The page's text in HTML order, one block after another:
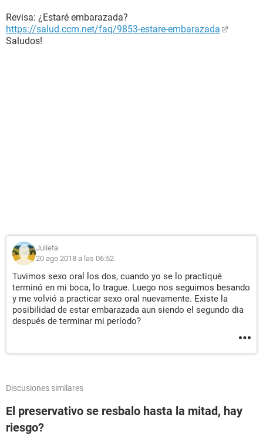
Revisa: ¿Estaré embarazada?
https://salud.ccm.net/faq/9853-estare-embarazada
Saludos!
Julieta
20 ago 2018 a las 06:52
Tuvimos sexo oral los dos, cuando yo se lo practiqué
terminó en mi boca, lo trague. Luego nos seguimos besando
y me volvió a practicar sexo oral nuevamente. Existe la
posibilidad de estar embarazada aun siendo el segundo dia
después de terminar mi período?
Discusiones similares
El preservativo se resbalo hasta la mitad, hay
riesgo?